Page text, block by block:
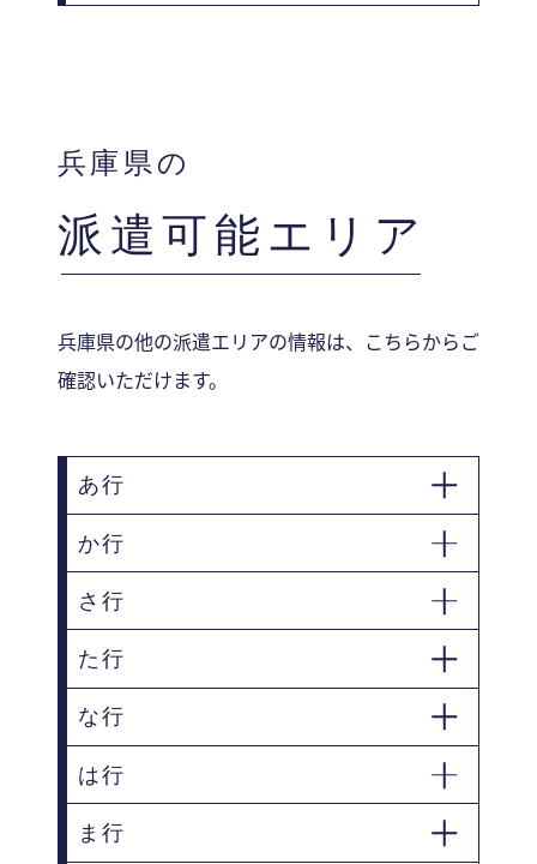
■ 兵庫県立津名高等学校
兵庫県の
派遣可能エリア
兵庫県の他の派遣エリアの情報は、こちらからご
確認いただけます。
あ行
明石市
赤穂郡上郡町
芦屋市
尼崎市
伊丹市
小野市
か行
加古川市
加古郡播磨町
加東市
川西市
川辺郡猪名川町
神崎郡福崎町
さ行
篠山市
宍粟市
た行
多可郡多可町
宝塚市
丹波市
豊岡市
な行
西宮市
は行
姫路市
ま行